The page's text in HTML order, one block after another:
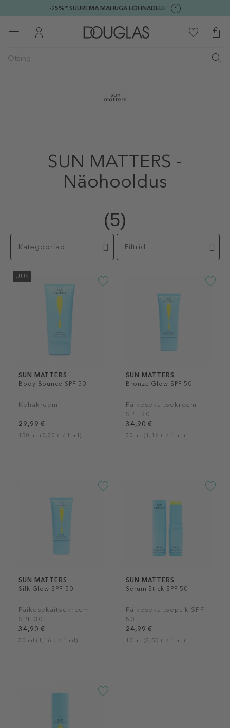
-25%* SUUREMA MAHUGA LÕHNADELE
SUN MATTERS -
Näohooldus
(5)
Kategooriad Filtrid
UUS
SUN MATTERS
Body Bounce SPF 50
Kehakreem
29,99 €
150 ml (0,20 € / 1 ml)
SUN MATTERS
Bronze Glow SPF 50
Päikesekaitsekreem
SPF 30
34,90 €
30 ml (1,16 € / 1 ml)
SUN MATTERS
Silk Glow SPF 50
Päikesekaitsekreem
SPF 30
34,90 €
30 ml (1,16 € / 1 ml)
SUN MATTERS
Serum Stick SPF 50
Päikesekaitsepulk SPF
50
24,99 €
10 ml (2,50 € / 1 ml)